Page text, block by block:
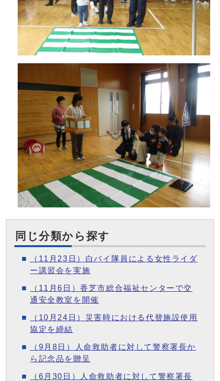
同じ分類から探す
（11月23日）白バイ隊員による女性ライダ
ー講習会を実施
（11月6日）香芝市総合福祉センターで交
通安全教室を開催
（10月24日）災害時における代替施設使用
協定を締結
（9月8日）人命救助者に対して警察署長か
ら記念品を贈呈
（6月30日）人命救助者に対して警察署長